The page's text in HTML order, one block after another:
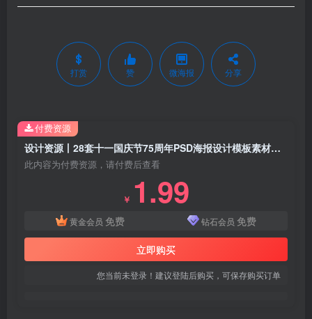
打赏 赞 微海报 分享
设计资源丨28套十一国庆节75周年PSD海报设计模板素材免费分享下载 源文件 可编辑
此内容为付费资源，请付费后查看
￥ 1.99
黄金会员 免费 钻石会员 免费
立即购买
您当前未登录！建议登陆后购买，可保存购买订单
付费资源